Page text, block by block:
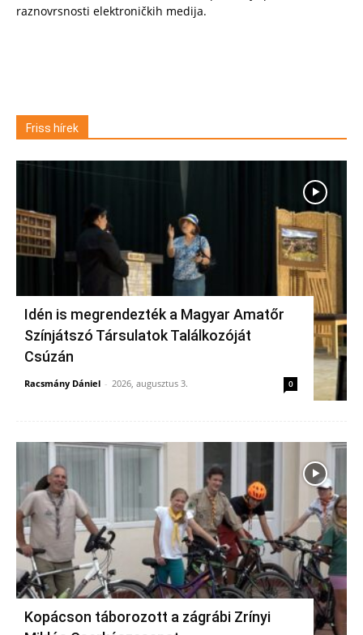
raznovrsnosti elektroničkih medija.
Friss hírek
Idén is megrendezték a Magyar Amatőr
Színjátszó Társulatok Találkozóját
Csúzán
Racsmány Dániel - 2026, augusztus 3. 0
Kopácson táborozott a zágrábi Zrínyi